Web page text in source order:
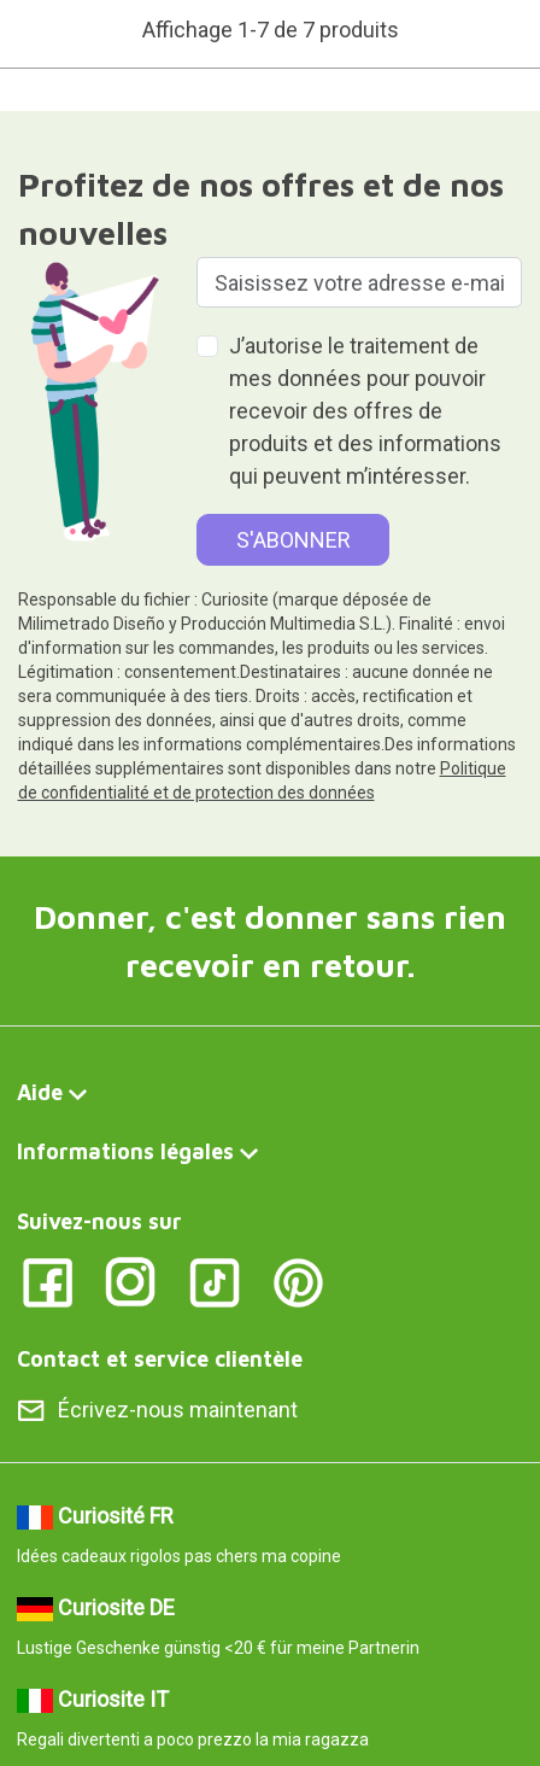
Affichage 1-7 de 7 produits
Profitez de nos offres et de nos
nouvelles
J’autorise le traitement de
mes données pour pouvoir
recevoir des offres de
produits et des informations
qui peuvent m’intéresser.
Responsable du fichier : Curiosite (marque déposée de
Milimetrado Diseño y Producción Multimedia S.L.). Finalité : envoi
d'information sur les commandes, les produits ou les services.
Légitimation : consentement.Destinataires : aucune donnée ne
sera communiquée à des tiers. Droits : accès, rectification et
suppression des données, ainsi que d'autres droits, comme
indiqué dans les informations complémentaires.Des informations
détaillées supplémentaires sont disponibles dans notre Politique
de confidentialité et de protection des données
Donner, c'est donner sans rien
recevoir en retour.
Aide
Informations légales
Suivez-nous sur
Contact et service clientèle
Écrivez-nous maintenant
Curiosité FR
Idées cadeaux rigolos pas chers ma copine
Curiosite DE
Lustige Geschenke günstig <20 € für meine Partnerin
Curiosite IT
Regali divertenti a poco prezzo la mia ragazza